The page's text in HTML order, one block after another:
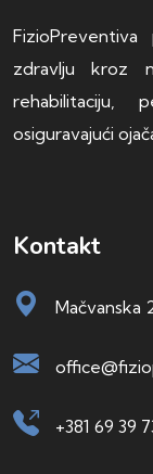
zdravlju kroz
rehabilitaciju,
osiguravajući
Kontakt
Mačvanska
+381 69 39